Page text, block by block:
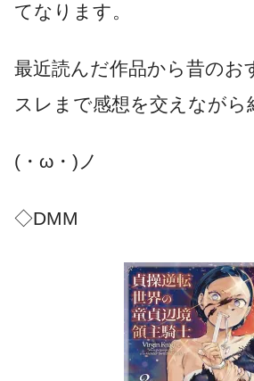
てなります。
最近読んだ作品から昔のお
スレまで感想を交えながら
(・ω・)ノ
◇DMM